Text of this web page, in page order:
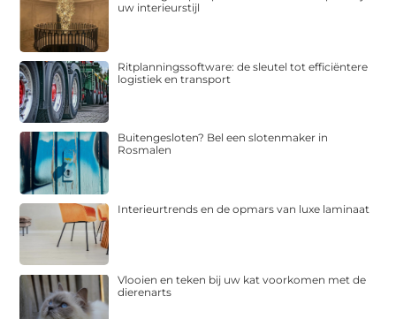
uw interieurstijl
Ritplanningssoftware: de sleutel tot efficiëntere
logistiek en transport
Buitengesloten? Bel een slotenmaker in
Rosmalen
Interieurtrends en de opmars van luxe laminaat
Vlooien en teken bij uw kat voorkomen met de
dierenarts